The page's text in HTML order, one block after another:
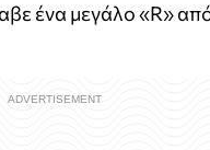
ένα μεγάλο «R»